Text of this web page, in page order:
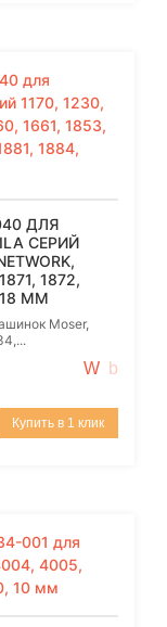
ДЛЯ
СЕРИЙ
1872,
18 ММ
Moser,
Купить в 1 клик